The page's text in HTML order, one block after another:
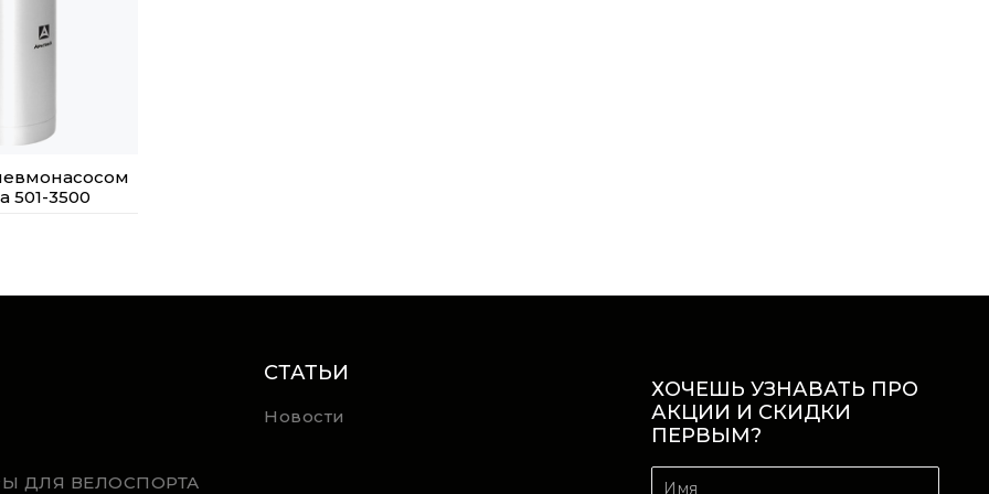
501-3500
ДЛЯ ВЕЛОСПОРТА
СТАТЬИ
Новости
ХОЧЕШЬ УЗНАВАТЬ ПРО
АКЦИИ И СКИДКИ
ПЕРВЫМ?